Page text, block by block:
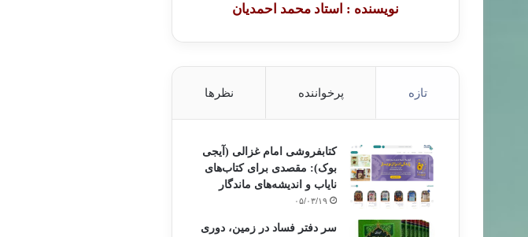
نویسنده : استاد محمد احمدیان
تازه پرخواننده نظرها
کتابفروشی امام غزالی (آیجی
بوک): مقصدی برای کتاب‌های
نایاب و اندیشه‌های ماندگار
۰۵/۰۳/۱۹
سر دفتر فساد در زمین‌، دوری